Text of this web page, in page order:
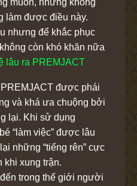
muốn, nhưng không
làm được điều này.
nhưng để khắc phục
còn khó khăn nữa
lâu ra PREMJACT
được phái
và khá ưa chuộng bởi
lại. Khi sử dụng
“làm việc” được lâu
những “tiếng rên” cực
khi xung trận.
trong thế giới người